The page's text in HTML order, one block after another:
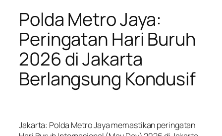
Polda Metro Jaya:
Peringatan Hari Buruh
2026 di Jakarta
Berlangsung Kondusif
Jakarta: Polda Metro Jaya memastikan peringatan